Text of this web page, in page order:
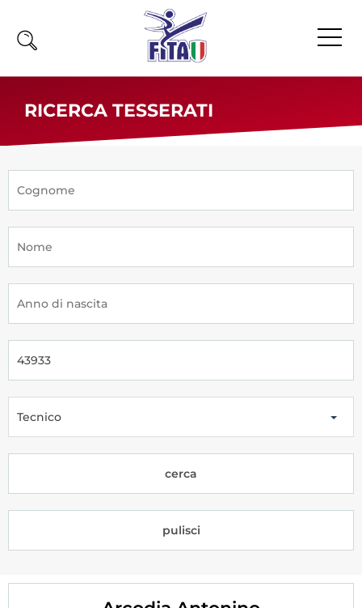
News
Olimpiadi
Atleti Poomsae e Freestyle
Tesseramento
Licenze WT
Formazione
Rivista Olympic Dream
Links
RICERCA TESSERATI
Tecnico
cerca
pulisci